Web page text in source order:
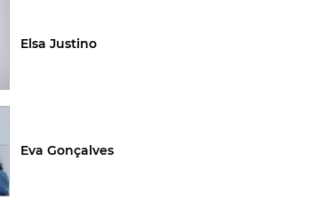
Elsa Justino
Eva Gonçalves